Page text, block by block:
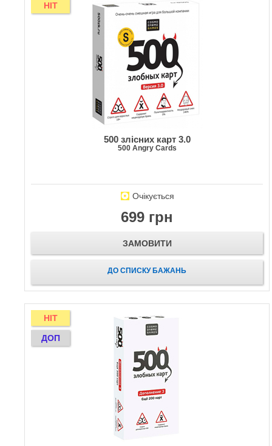
HIT
500 злісних карт 3.0
500 Angry Cards
Очікується
699 грн
ЗАМОВИТИ
ДО СПИСКУ БАЖАНЬ
HIT
ДОП